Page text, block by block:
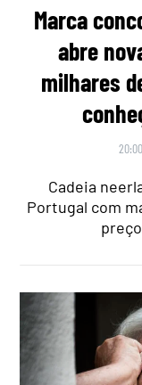
Marca
abre
milhares
Cadeia
Portugal com